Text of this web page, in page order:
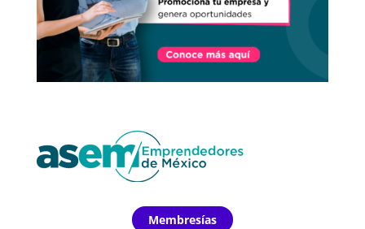
Membresías